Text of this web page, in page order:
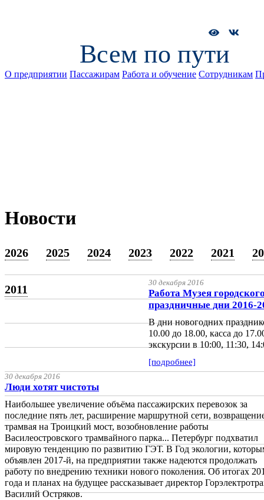
Всем по пути
О предприятии Пассажирам Работа и обучение Сотрудникам
Новости
2026 2025 2024 2023 2022 2021
2011 30 декабря 2016
Работа Музея
праздничные дни 2016-
В дни новогодних
10.00 до 18.00, касса до
экскурсии в 10:00, 11:30,
[подробнее]
30 декабря 2016
Люди хотят чистоты
Наибольшее увеличение объёма пассажирских перевозок за
последние пять лет, расширение маршрутной сети,
трамвая на Троицкий мост, возобновление работы
Василеостровского трамвайного парка... Петербург подхватил
мировую тенденцию по развитию ГЭТ. В Год экологии,
объявлен 2017-й, на предприятии также надеются продолжать
работу по внедрению техники нового поколения. Об итогах
года и планах на будущее рассказывает директор
Василий Остряков.